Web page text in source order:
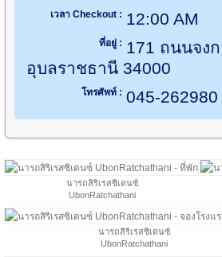
เวลา Checkout : 12:00 AM
ที่อยู่ : 171 ถนนจง
อุบลราชธานี 34000
โทรศัพท์ : 045-262980
นารถสิริเรสซิเดนซ์
UbonRatchathani
นารถสิริเรสซิเดนซ์
UbonRatchathani